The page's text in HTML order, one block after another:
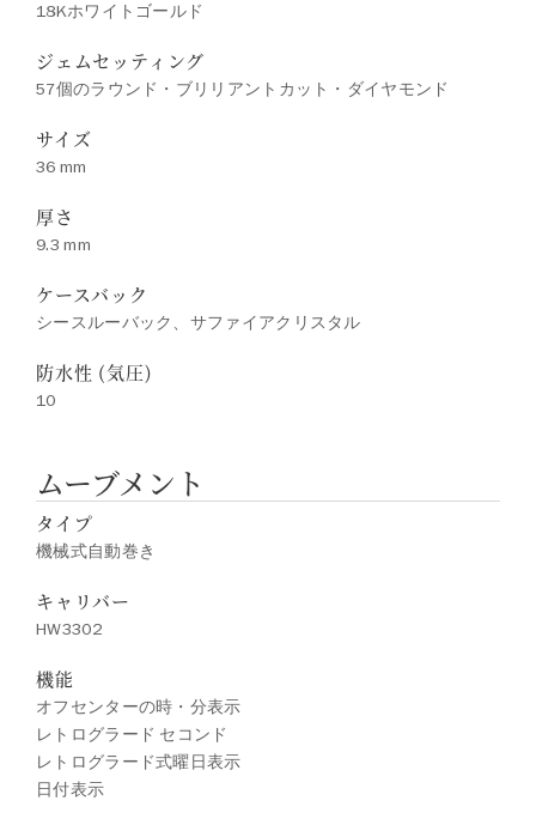
18Kホワイトゴールド
ジェムセッティング
57個のラウンド・ブリリアントカット・ダイヤモンド
サイズ
36 mm
厚さ
9.3 mm
ケースバック
シースルーバック、サファイアクリスタル
防水性 (気圧)
10
ムーブメント
タイプ
機械式自動巻き
キャリバー
HW3302
機能
オフセンターの時・分表示
レトログラード セコンド
レトログラード式曜日表示
日付表示